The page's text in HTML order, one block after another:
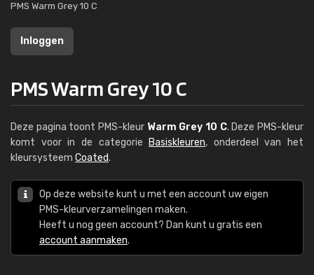
PMS Warm Grey 10 C
Inloggen
PMS Warm Grey 10 C
Deze pagina toont PMS-kleur Warm Grey 10 C. Deze PMS-kleur
komt voor in de categorie
Basiskleuren, onderdeel van het
kleursysteem Coated.
Op deze website kunt u met een account uw eigen
PMS-kleurverzamelingen maken.
Heeft u nog geen account? Dan kunt u gratis een
account aanmaken.